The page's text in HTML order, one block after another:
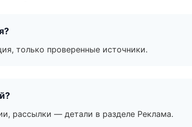
только проверенные источники.
рассылки — детали в разделе Реклама.